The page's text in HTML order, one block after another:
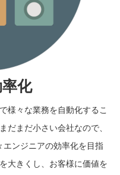
化
様々な業務を自動化するこ
だまだ小さい会社なので、
ンジニアの効率化を目指
大きくし、お客様に価値を